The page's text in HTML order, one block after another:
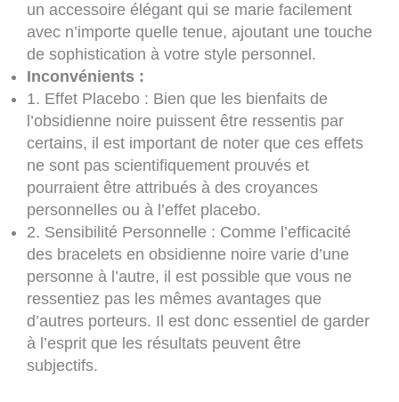
un accessoire élégant qui se marie facilement
avec n’importe quelle tenue, ajoutant une touche
de sophistication à votre style personnel.
Inconvénients :
1. Effet Placebo : Bien que les bienfaits de
l’obsidienne noire puissent être ressentis par
certains, il est important de noter que ces effets
ne sont pas scientifiquement prouvés et
pourraient être attribués à des croyances
personnelles ou à l’effet placebo.
2. Sensibilité Personnelle : Comme l’efficacité
des bracelets en obsidienne noire varie d’une
personne à l’autre, il est possible que vous ne
ressentiez pas les mêmes avantages que
d’autres porteurs. Il est donc essentiel de garder
à l’esprit que les résultats peuvent être
subjectifs.